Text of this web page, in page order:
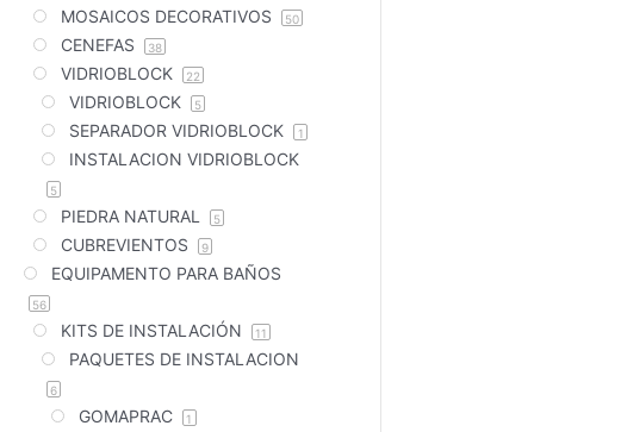
MOSAICOS DECORATIVOS 50
CENEFAS 38
VIDRIOBLOCK 22
VIDRIOBLOCK 5
SEPARADOR VIDRIOBLOCK 1
INSTALACION VIDRIOBLOCK
5
PIEDRA NATURAL 5
CUBREVIENTOS 9
EQUIPAMENTO PARA BAÑOS
56
KITS DE INSTALACIÓN 11
PAQUETES DE INSTALACION
6
GOMAPRAC 1